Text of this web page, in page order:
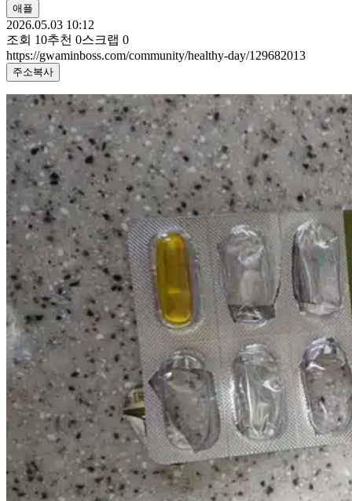
애플
2026.05.03 10:12
조회 10추천 0스크랩 0
https://gwaminboss.com/community/healthy-day/129682013
주소복사